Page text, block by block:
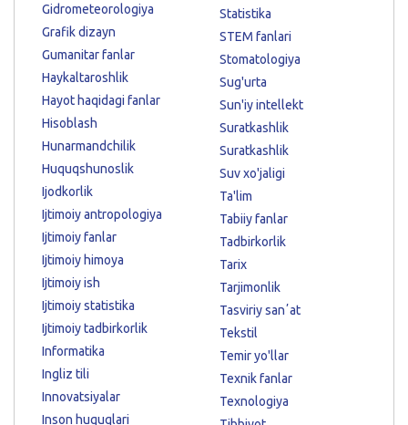
Gidrometeorologiya
Grafik dizayn
Gumanitar fanlar
Haykaltaroshlik
Hayot haqidagi fanlar
Hisoblash
Hunarmandchilik
Huquqshunoslik
Ijodkorlik
Ijtimoiy antropologiya
Ijtimoiy fanlar
Ijtimoiy himoya
Ijtimoiy ish
Ijtimoiy statistika
Ijtimoiy tadbirkorlik
Informatika
Ingliz tili
Innovatsiyalar
Inson huquqlari
Statistika
STEM fanlari
Stomatologiya
Sug'urta
Sun'iy intellekt
Suratkashlik
Suratkashlik
Suv xo'jaligi
Ta'lim
Tabiiy fanlar
Tadbirkorlik
Tarix
Tarjimonlik
Tasviriy sanʼat
Tekstil
Temir yo'llar
Texnik fanlar
Texnologiya